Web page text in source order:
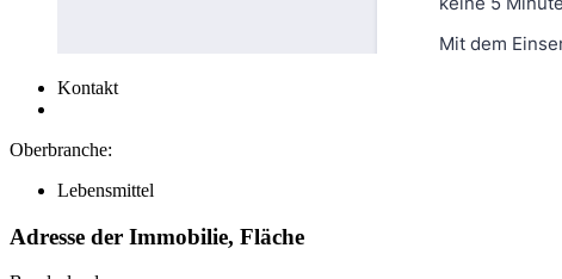
Kontakt
Oberbranche:
Lebensmittel
Adresse der Immobilie, Fläche